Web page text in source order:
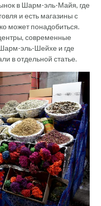
в Шарм-эль-Майя, где
и есть магазины с
может понадобиться.
современные
эль-Шейхе и где
в отдельной статье.